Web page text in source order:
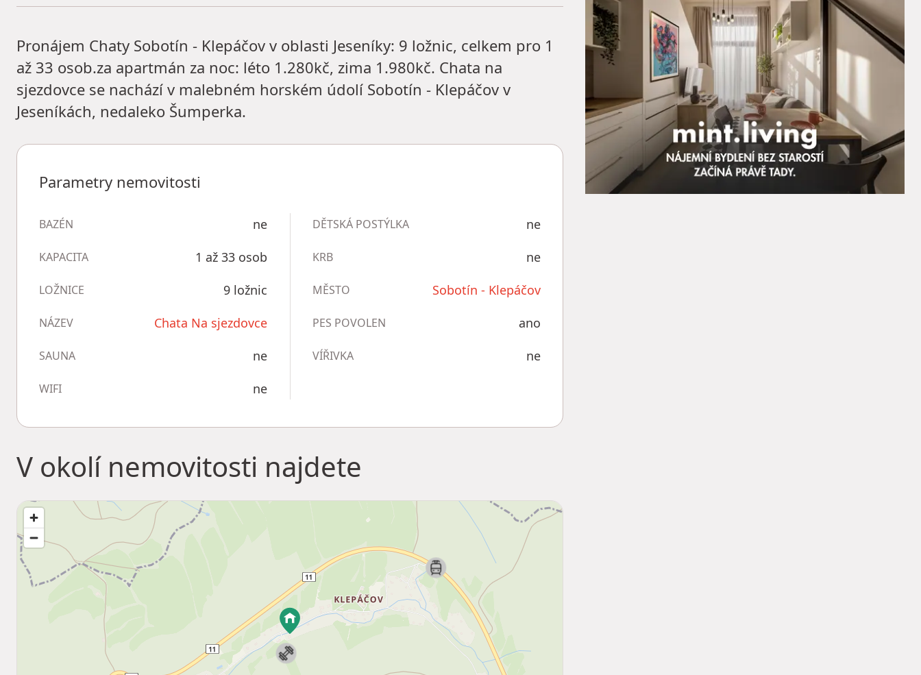
Pronájem Chaty Sobotín - Klepáčov v oblasti Jeseníky: 9 ložnic, celkem pro 1
až 33 osob.za apartmán za noc: léto 1.280kč, zima 1.980kč. Chata na
sjezdovce se nachází v malebném horském údolí Sobotín - Klepáčov v
Jeseníkách, nedaleko Šumperka.
Parametry nemovitosti
BAZÉN ne
KAPACITA 1 až 33 osob
LOŽNICE 9 ložnic
NÁZEV Chata Na sjezdovce
SAUNA ne
WIFI ne
DĚTSKÁ POSTÝLKA ne
KRB ne
MĚSTO Sobotín - Klepáčov
PES POVOLEN ano
VÍŘIVKA ne
V okolí nemovitosti najdete